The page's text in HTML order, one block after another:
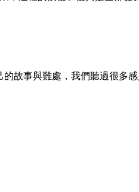
故事與難處，我們聽過很多